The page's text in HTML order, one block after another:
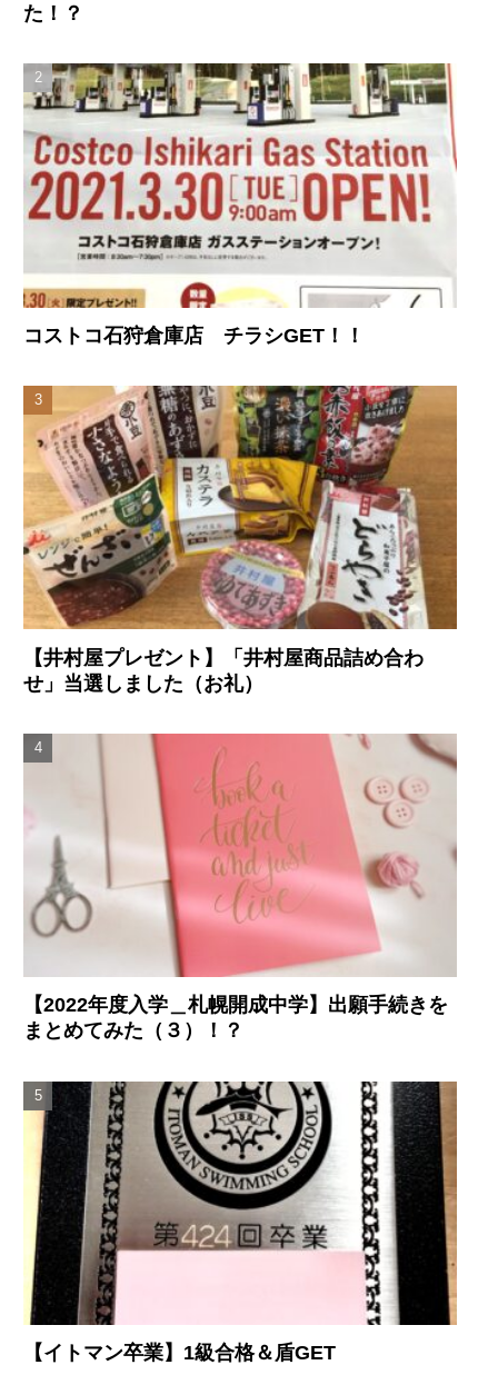
た！？
コストコ石狩倉庫店 チラシGET！！
【井村屋プレゼント】「井村屋商品詰め合わ
せ」当選しました（お礼）
【2022年度入学＿札幌開成中学】出願手続きを
まとめてみた（３）！？
【イトマン卒業】1級合格＆盾GET